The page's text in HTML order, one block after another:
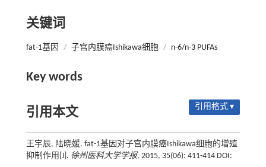
关键词
fat-1基因 / 子宫内膜癌Ishikawa细胞 / n-6/n-3 PUFAs
Key words
引用本文 引用格式 ▾
王宇辰, 陆晓媛. fat-1基因对子宫内膜癌Ishikawa细胞的增殖
抑制作用[J]. 徐州医科大学学报, 2015, 35(06): 411-414 DOI: